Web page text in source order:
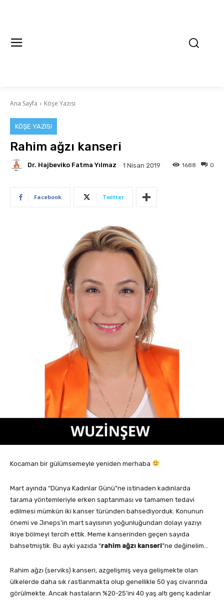
Ana Sayfa Köşe Yazısı
KÖŞE YAZISI
Rahim ağzı kanseri
Dr. Hajbeviko Fatma Yılmaz 1 Nisan 2019 0
1688
Facebook Twitter
Kocaman bir gülümsemeyle yeniden merhaba
Mart ayında “Dünya Kadınlar Günü”ne istinaden kadınlarda
tarama yöntemleriyle erken saptanması ve tamamen tedavi
edilmesi mümkün iki kanser türünden bahsediyorduk. Konunun
önemi ve Jıneps’in mart sayısının yoğunluğundan dolayı yazıyı
ikiye bölmeyi tercih ettik. Meme kanserinden geçen sayıda
bahsetmiştik. Bu ayki yazıda “rahim ağzı kanseri”ne değinelim…
Rahim ağzı (serviks) kanseri, azgelişmiş veya gelişmekte olan
ülkelerde daha sık rastlanmakta olup genellikle 50 yaş civarında
görülmekte. Ancak hastaların %20-25’ini 40 yaş altı genç kadınlar